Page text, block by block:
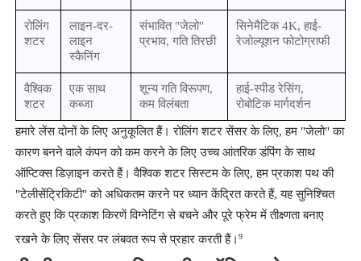
रोलिंग
शटर
लाइन-दर-
लाइन
स्कैनिंग
संभावित "जेलो"
प्रभाव, गति तिरछी
सिनेमैटिक 4K, हाई-
रेजोल्यूशन फोटोग्राफी
वैश्विक
शटर
एक साथ
कब्जा
शून्य गति विरूपण,
कम विलंबता
हाई-स्पीड रेसिंग,
रोबोटिक मार्गदर्शन
हमारे लेंस दोनों के लिए अनुकूलित हैं। रोलिंग शटर सेंसर के लिए, हम "जेलो" का
कारण बनने वाले कंपन को कम करने के लिए उच्च आंतरिक डंपिंग के साथ
ऑप्टिक्स डिज़ाइन करते हैं। वैश्विक शटर सिस्टम के लिए, हम प्रकाश पथ की
"टेलीसेंट्रिकिटी" को अधिकतम करने पर ध्यान केंद्रित करते हैं, यह सुनिश्चित
करते हुए कि प्रकाश किरणें विग्नेटिंग से बचने और पूरे फ्रेम में तीक्ष्णता बनाए
रखने के लिए सेंसर पर लंबवत रूप से प्रहार करती हैं। 9